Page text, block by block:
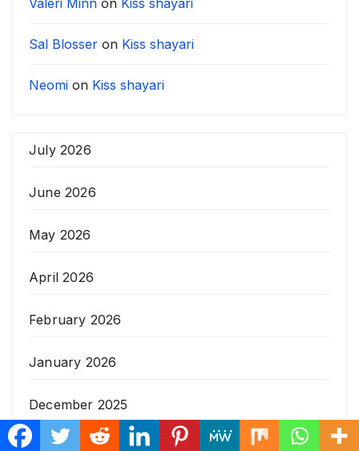
Sal Blosser on Kiss shayari
Neomi on Kiss shayari
July 2026
June 2026
May 2026
April 2026
February 2026
January 2026
December 2025
November 2025